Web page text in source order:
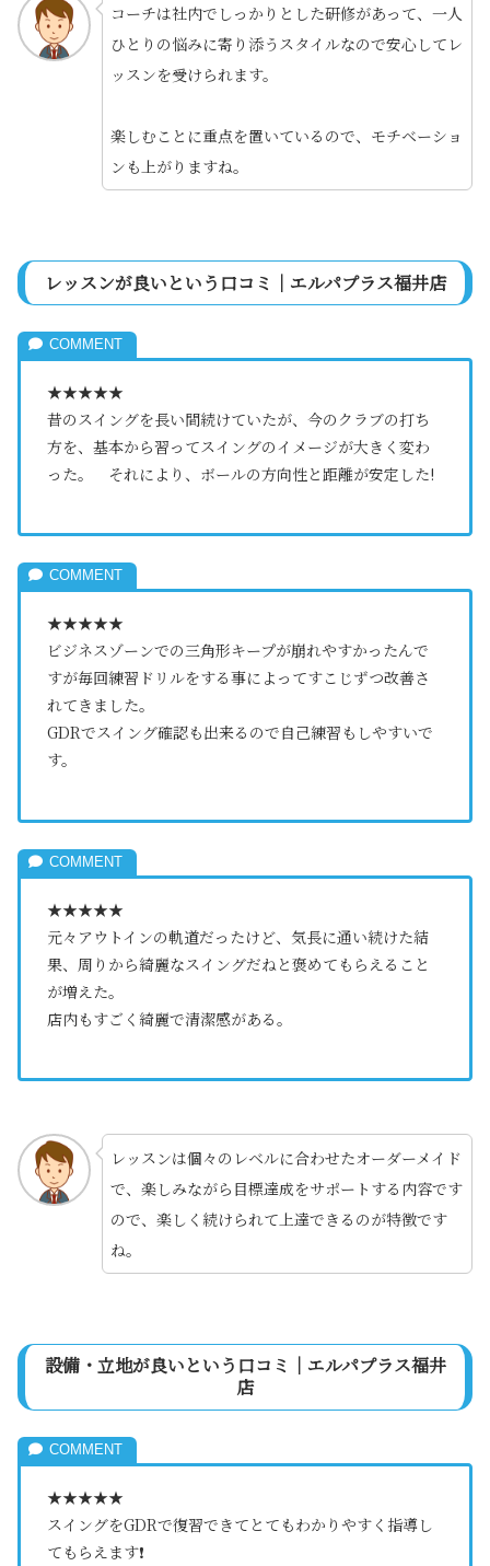
コーチは社内でしっかりとした研修があって、一人
ひとりの悩みに寄り添うスタイルなので安心してレ
ッスンを受けられます。
楽しむことに重点を置いているので、モチベーショ
ンも上がりますね。
レッスンが良いという口コミ｜エルパプラス福井店
★★★★★
昔のスイングを長い間続けていたが、今のクラブの打ち
方を、基本から習ってスイングのイメージが大きく変わ
った。 それにより、ボールの方向性と距離が安定した!
★★★★★
ビジネスゾーンでの三角形キープが崩れやすかったんで
すが毎回練習ドリルをする事によってすこじずつ改善さ
れてきました。
GDRでスイング確認も出来るので自己練習もしやすいで
す。
★★★★★
元々アウトインの軌道だったけど、気長に通い続けた結
果、周りから綺麗なスイングだねと褒めてもらえること
が増えた。
店内もすごく綺麗で清潔感がある。
レッスンは個々のレベルに合わせたオーダーメイド
で、楽しみながら目標達成をサポートする内容です
ので、楽しく続けられて上達できるのが特徴です
ね。
設備・立地が良いという口コミ｜エルパプラス福井
店
★★★★★
スイングをGDRで復習できてとてもわかりやすく指導し
てもらえます❗️